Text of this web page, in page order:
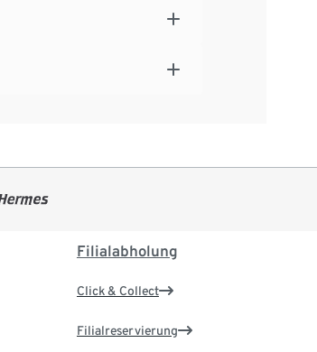
Filialabholung
Click & Collect
Filialreservierung